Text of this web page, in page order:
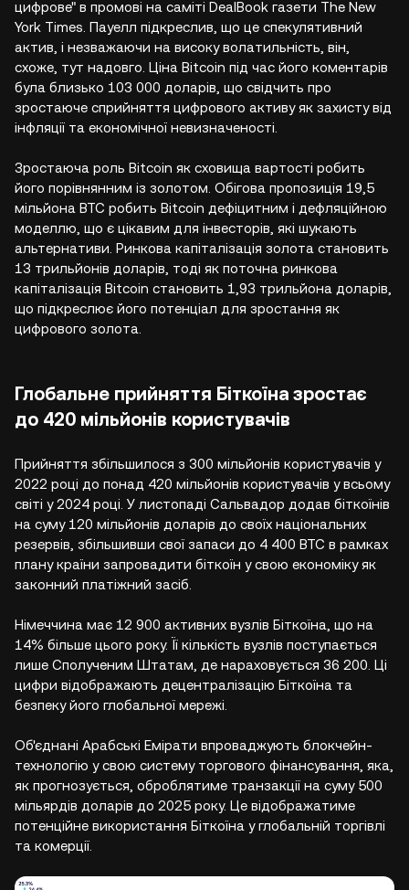
цифрове" в промові на саміті DealBook газети The New
York Times. Пауелл підкреслив, що це спекулятивний
актив, і незважаючи на високу волатильність, він,
схоже, тут надовго. Ціна Bitcoin під час його коментарів
була близько 103 000 доларів, що свідчить про
зростаюче сприйняття цифрового активу як захисту від
інфляції та економічної невизначеності.
Зростаюча роль Bitcoin як сховища вартості робить
його порівнянним із золотом. Обігова пропозиція 19,5
мільйона BTC робить Bitcoin дефіцитним і дефляційною
моделлю, що є цікавим для інвесторів, які шукають
альтернативи. Ринкова капіталізація золота становить
13 трильйонів доларів, тоді як поточна ринкова
капіталізація Bitcoin становить 1,93 трильйона доларів,
що підкреслює його потенціал для зростання як
цифрового золота.
Глобальне прийняття Біткоїна зростає
до 420 мільйонів користувачів
Прийняття збільшилося з 300 мільйонів користувачів у
2022 році до понад 420 мільйонів користувачів у всьому
світі у 2024 році. У листопаді Сальвадор додав біткоїнів
на суму 120 мільйонів доларів до своїх національних
резервів, збільшивши свої запаси до 4 400 BTC в рамках
плану країни запровадити біткоїн у свою економіку як
законний платіжний засіб.
Німеччина має 12 900 активних вузлів Біткоїна, що на
14% більше цього року. Її кількість вузлів поступається
лише Сполученим Штатам, де нараховується 36 200. Ці
цифри відображають децентралізацію Біткоїна та
безпеку його глобальної мережі.
Об'єднані Арабські Емірати впроваджують блокчейн-
технологію у свою систему торгового фінансування, яка,
як прогнозується, оброблятиме транзакції на суму 500
мільярдів доларів до 2025 року. Це відображатиме
потенційне використання Біткоїна у глобальній торгівлі
та комерції.